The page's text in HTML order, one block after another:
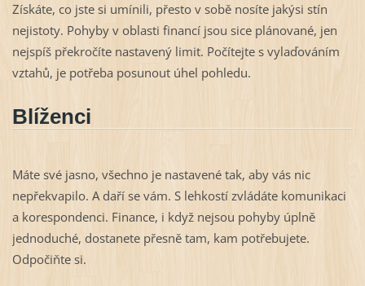
Získáte, co jste si umínili, přesto v sobě nosíte jakýsi stín
nejistoty. Pohyby v oblasti financí jsou sice plánované, jen
nejspíš překročíte nastavený limit. Počítejte s vylaďováním
vztahů, je potřeba posunout úhel pohledu.
Blíženci
Máte své jasno, všechno je nastavené tak, aby vás nic
nepřekvapilo. A daří se vám. S lehkostí zvládáte komunikaci
a korespondenci. Finance, i když nejsou pohyby úplně
jednoduché, dostanete přesně tam, kam potřebujete.
Odpočiňte si.